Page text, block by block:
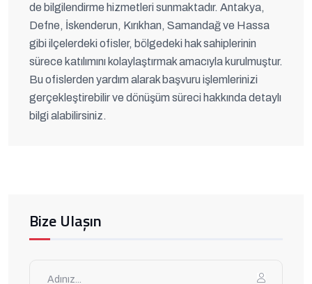
de bilgilendirme hizmetleri sunmaktadır. Antakya,
Defne, İskenderun, Kırıkhan, Samandağ ve Hassa
gibi ilçelerdeki ofisler, bölgedeki hak sahiplerinin
sürece katılımını kolaylaştırmak amacıyla kurulmuştur.
Bu ofislerden yardım alarak başvuru işlemlerinizi
gerçekleştirebilir ve dönüşüm süreci hakkında detaylı
bilgi alabilirsiniz.
Bize Ulaşın